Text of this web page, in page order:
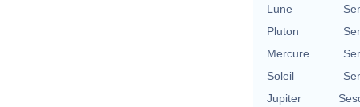
Lune
Pluton
Mercure
Soleil
Jupiter